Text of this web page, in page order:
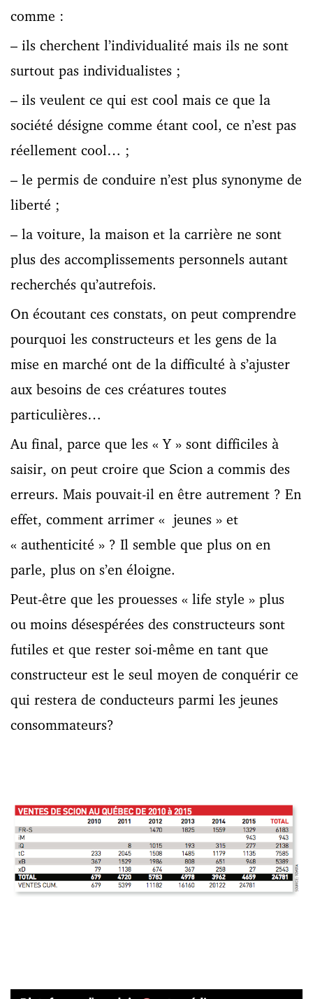
comme :
– ils cherchent l’individualité mais ils ne sont
surtout pas individualistes ;
– ils veulent ce qui est cool mais ce que la
société désigne comme étant cool, ce n’est pas
réellement cool… ;
– le permis de conduire n’est plus synonyme de
liberté ;
– la voiture, la maison et la carrière ne sont
plus des accomplissements personnels autant
recherchés qu’autrefois.
On écoutant ces constats, on peut comprendre
pourquoi les constructeurs et les gens de la
mise en marché ont de la difficulté à s’ajuster
aux besoins de ces créatures toutes
particulières…
Au final, parce que les « Y » sont difficiles à
saisir, on peut croire que Scion a commis des
erreurs. Mais pouvait-il en être autrement ? En
effet, comment arrimer « jeunes » et
« authenticité » ? Il semble que plus on en
parle, plus on s’en éloigne.
Peut-être que les prouesses « life style » plus
ou moins désespérées des constructeurs sont
futiles et que rester soi-même en tant que
constructeur est le seul moyen de conquérir ce
qui restera de conducteurs parmi les jeunes
consommateurs?